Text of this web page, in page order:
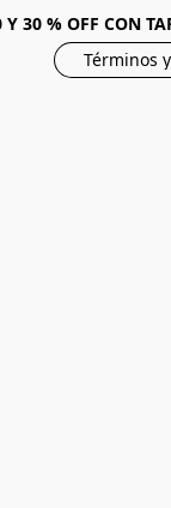
Y 30 % OFF CON
Términos